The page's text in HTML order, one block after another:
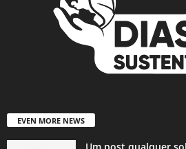
EVEN MORE NEWS
Um post qualquer